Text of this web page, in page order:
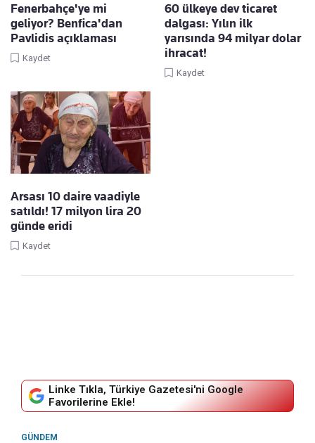
Fenerbahçe'ye mi
geliyor? Benfica'dan
Pavlidis açıklaması
Kaydet
60 ülkeye dev ticaret
dalgası: Yılın ilk
yarısında 94 milyar dolar
ihracat!
Kaydet
Arsası 10 daire vaadiyle
satıldı! 17 milyon lira 20
günde eridi
Kaydet
Linke Tıkla, Türkiye Gazetesi'ni Google
Favorilerine Ekle!
GÜNDEM